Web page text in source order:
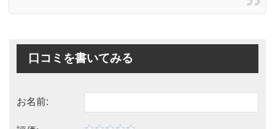
口コミを書いてみる
お名前: